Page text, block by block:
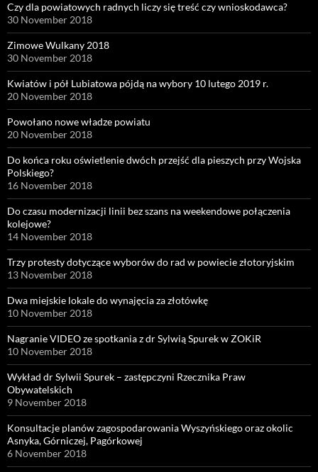
Czy dla powiatowych radnych liczy się treść czy wnioskodawca?
30 November 2018
Zimowe Wulkany 2018
30 November 2018
Kwiatów i pół Lubiatowa pójdą na wybory 10 lutego 2019 r.
20 November 2018
Powołano nowe władze powiatu
20 November 2018
Do końca roku oświetlenie dwóch przejść dla pieszych przy Wojska
Polskiego?
16 November 2018
Do czasu modernizacji linii bez szans na weekendowe połączenia
kolejowe?
14 November 2018
Trzy protesty dotyczące wyborów do rad w powiecie złotoryjskim
13 November 2018
Dwa miejskie lokale do wynajęcia za złotówkę
10 November 2018
Nagranie VIDEO ze spotkania z dr Sylwią Spurek w ZOKiR
10 November 2018
Wykład dr Sylwii Spurek – zastępczyni Rzecznika Praw
Obywatelskich
9 November 2018
Konsultacje planów zagospodarowania Wyszyńskiego oraz okolic
Asnyka, Górniczej, Pagórkowej
6 November 2018